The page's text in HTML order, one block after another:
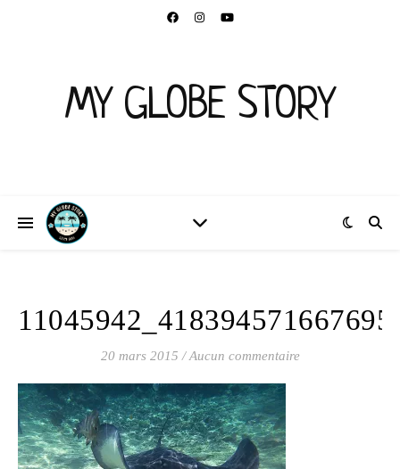
MY GLOBE STORY
20 mars 2015 / Aucun commentaire